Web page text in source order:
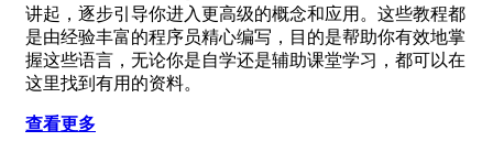
讲起，逐步引导你进入更高级的概念和应用。这些教程都
是由经验丰富的程序员精心编写，目的是帮助你有效地掌
握这些语言，无论你是自学还是辅助课堂学习，都可以在
这里找到有用的资料。
查看更多